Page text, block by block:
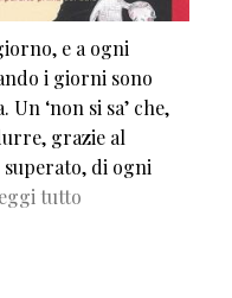
e a ogni
i giorni sono
‘non si sa’ che,
grazie al
di ogni
tutto